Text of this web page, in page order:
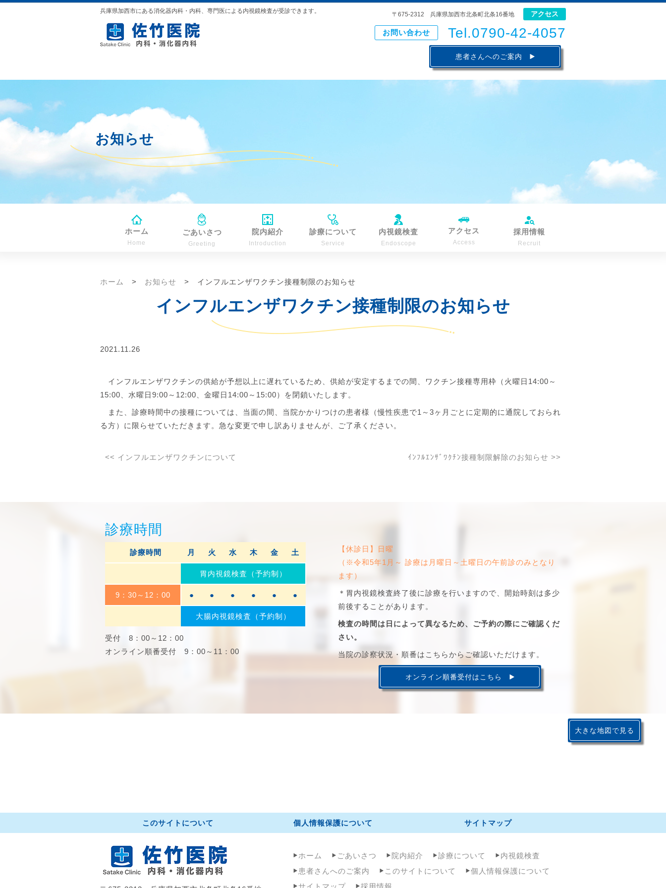
兵庫県加西市にある消化器内科・内科、専門医による内視鏡検査が受診できます。 〒675-2312 兵庫県加西市北条町北条16番地 アクセス
お問い合わせ Tel.0790-42-4057
患者さんへのご案内
お知らせ
ホーム
Home
ごあいさつ
Greeting
院内紹介
Introduction
診療について
Service
内視鏡検査
Endoscope
アクセス
Access
採用情報
Recruit
ホーム お知らせ インフルエンザワクチン接種制限のお知らせ
インフルエンザワクチン接種制限のお知らせ
2021.11.26
インフルエンザワクチンの供給が予想以上に遅れているため、供給が安定するまでの間、ワクチン接種専用枠（火曜日14:00～
15:00、水曜日9:00～12:00、金曜日14:00～15:00）を閉鎖いたします。
また、診療時間中の接種については、当面の間、当院かかりつけの患者様（慢性疾患で1～3ヶ月ごとに定期的に通院しておられ
る方）に限らせていただきます。急な変更で申し訳ありませんが、ご了承ください。
<< インフルエンザワクチンについて ｲﾝﾌﾙｴﾝｻﾞﾜｸﾁﾝ接種制限解除のお知らせ >>
診療時間
診療時間 月 火 水 木 金 土
胃内視鏡検査（予約制）
9：30～12：00 ● ● ● ● ● ●
大腸内視鏡検査 （予約制）
受付 8：00～12：00
オンライン順番受付 9：00～11：00
【休診日】日曜
（※令和5年1月～ 診療は月曜日～土曜日の午前診のみとなり
ます）
＊胃内視鏡検査終了後に診療を行いますので、開始時刻は多少
前後することがあります。
検査の時間は日によって異なるため、ご予約の際にご確認くだ
さい。
当院の診察状況・順番はこちらからご確認いただけます。
オンライン順番受付はこちら
大きな地図で見る
このサイトについて 個人情報保護について サイトマップ
ホーム ごあいさつ 院内紹介 診療について
内視鏡検査
患者さんへのご案内
このサイトについて
個人情報保護について
サイトマップ
採用情報